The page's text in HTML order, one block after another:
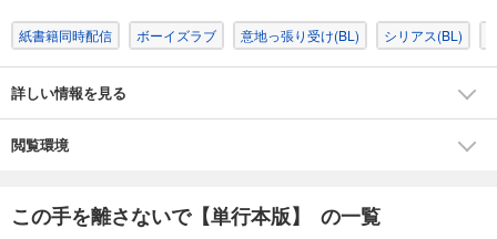
まるで正反対な性格と境遇の２人は、
次第にお互いの心の奥へと踏み込んでいく。
しかし、晴斗のフェロモンにあらがえない雅の身体は、
未熟で、痛くて、壊れそうな――美しき青春の日々。
紙書籍同時配信 ボーイズラブ 意地っ張り受け(BL) シリアス(BL)
詳しい情報を見る
閲覧環境
この手を離さないで【単行本版】 の一覧